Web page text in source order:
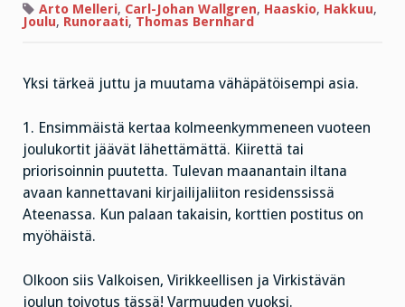
Arto Melleri, Carl-Johan Wallgren, Haaskio, Hakkuu,
Joulu, Runoraati, Thomas Bernhard
Yksi tärkeä juttu ja muutama vähäpätöisempi asia.
1. Ensimmäistä kertaa kolmeenkymmeneen vuoteen
joulukortit jäävät lähettämättä. Kiirettä tai
priorisoinnin puutetta. Tulevan maanantain iltana
avaan kannettavani kirjailijaliiton residenssissä
Ateenassa. Kun palaan takaisin, korttien postitus on
myöhäistä.
Olkoon siis Valkoisen, Virikkeellisen ja Virkistävän
joulun toivotus tässä! Varmuuden vuoksi.